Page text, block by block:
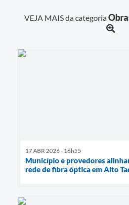
VEJA MAIS da categoria
17 ABR 2026 - 16h55
Município e provedores
rede de fibra óptica em Alto